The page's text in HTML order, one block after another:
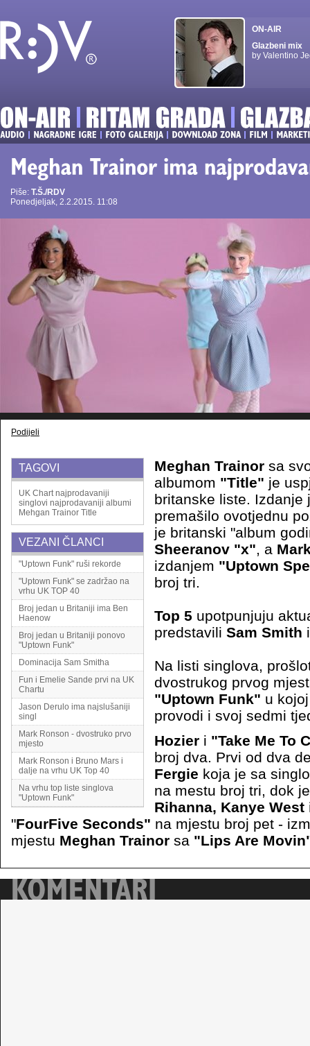
ON-AIR
Glazbeni mix
by Valentino
Piše: T.Š./RDV
Ponedjeljak, 2.2.2015. 11:08
Podijeli
TAGOVI
UK Chart najprodavaniji
singlovi najprodavaniji albumi
Mehgan Trainor Title
VEZANI ČLANCI
"Uptown Funk" ruši rekorde
"Uptown Funk" se zadržao na
vrhu UK TOP 40
Broj jedan u Britaniji ima Ben
Haenow
Broj jedan u Britaniji ponovo
"Uptown Funk"
Dominacija Sam Smitha
Fun i Emelie Sande prvi na UK
Chartu
Jason Derulo ima najslušaniji
singl
Mark Ronson - dvostruko prvo
mjesto
Mark Ronson i Bruno Mars i
dalje na vrhu UK Top 40
Na vrhu top liste singlova
"Uptown Funk"
Meghan Trainor sa
albumom "Title" je
britanske liste. Izdanje
premašilo ovotjednu
je britanski "album
Sheeranov "x", a
izdanjem "Uptown
broj tri.
Top 5 upotpunjuju
predstavili Sam Smith
Na listi singlova,
dvostrukog prvog
"Uptown Funk" u
provodi i svoj sedmi
Hozier i "Take Me To
broj dva. Prvi od dva
Fergie koja je sa
na mestu broj tri, dok
Rihanna, Kanye
"FourFive Seconds" na mjestu broj pet -
mjestu Meghan Trainor sa "Lips Are